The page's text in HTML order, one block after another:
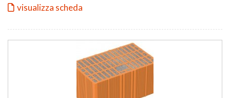
visualizza scheda